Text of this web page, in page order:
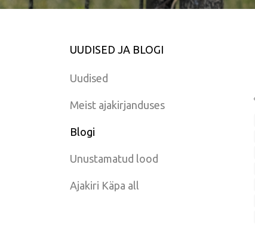
UUDISED JA BLOGI
Uudised
Meist ajakirjanduses
Blogi
Unustamatud lood
Ajakiri Käpa all